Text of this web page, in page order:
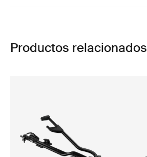
Productos relacionados